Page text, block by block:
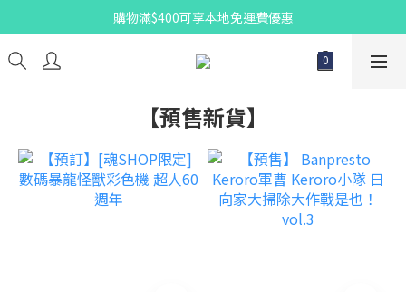
購物滿$400可享本地免運費優惠
【預售新貨】